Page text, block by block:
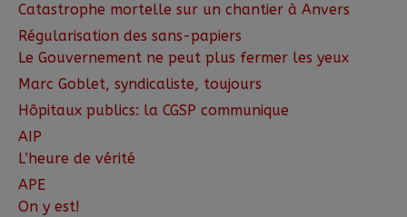
Catastrophe mortelle sur un chantier à Anvers
Régularisation des sans-papiers
Le Gouvernement ne peut plus fermer les yeux
Marc Goblet, syndicaliste, toujours
Hôpitaux publics: la CGSP communique
AIP
L’heure de vérité
APE
On y est!